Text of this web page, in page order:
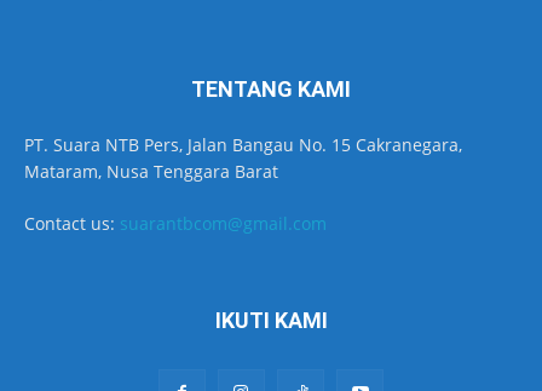
TENTANG KAMI
PT. Suara NTB Pers, Jalan Bangau No. 15 Cakranegara,
Mataram, Nusa Tenggara Barat
Contact us: suarantbcom@gmail.com
IKUTI KAMI